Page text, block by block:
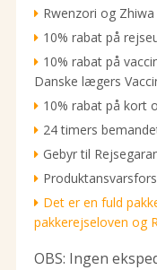
Rwenzori og
10% rabat på
10% rabat på
Danske lægers
10% rabat på kort
24 timers
Gebyr til
Det er en fuld
pakkerejseloven og
OBS: Ingen